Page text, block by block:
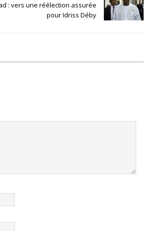
: vers une réélection assurée
pour Idriss Déby